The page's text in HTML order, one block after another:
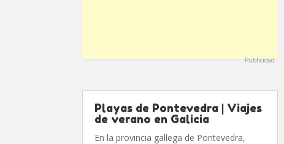
Publicidad
Playas de Pontevedra | Viajes
de verano en Galicia
En la provincia gallega de Pontevedra,